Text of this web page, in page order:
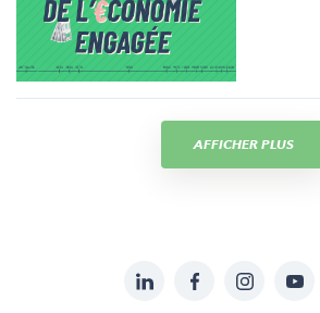
AFFICHER PLUS
LinkedInFacebookInstagram